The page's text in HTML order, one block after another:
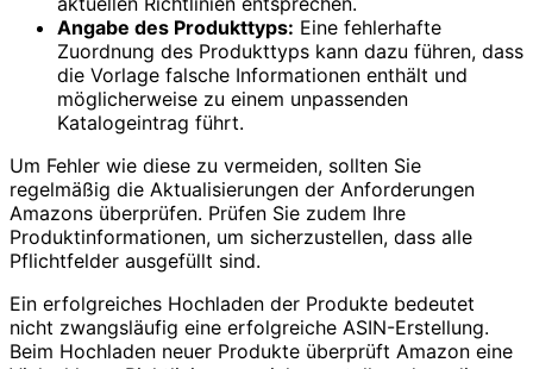
Angabe des Produkttyps: Eine fehlerhafte
Zuordnung des Produkttyps kann dazu führen, dass
die Vorlage falsche Informationen enthält und
möglicherweise zu einem unpassenden
Katalogeintrag führt.
Um Fehler wie diese zu vermeiden, sollten Sie
regelmäßig die Aktualisierungen der Anforderungen
Amazons überprüfen. Prüfen Sie zudem Ihre
Produktinformationen, um sicherzustellen, dass alle
Pflichtfelder ausgefüllt sind.
Ein erfolgreiches Hochladen der Produkte bedeutet
nicht zwangsläufig eine erfolgreiche ASIN-Erstellung.
Beim Hochladen neuer Produkte überprüft Amazon eine